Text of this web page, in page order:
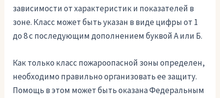
зависимости от характеристик и показателей в
зоне. Класс может быть указан в виде цифры от 1
до 8 с последующим дополнением буквой А или Б.
Как только класс пожароопасной зоны определен,
необходимо правильно организовать ее защиту.
Помощь в этом может быть оказана Федеральным